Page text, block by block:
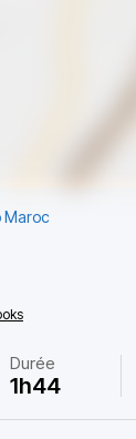
Maroc
Durée
1h44